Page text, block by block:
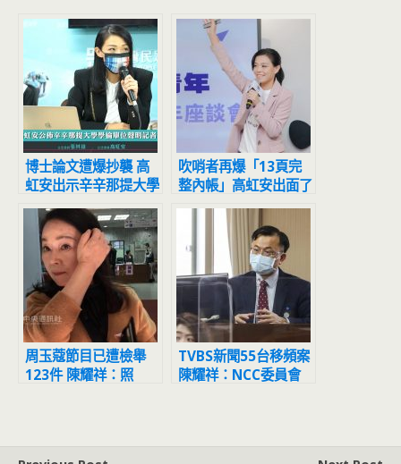
博士論文遭爆抄襲 高
虹安出示辛辛那提大學
學倫會聲明證明清白
吹哨者再爆「13頁完
整內帳」高虹安出面了
14:00記者會說明
周玉蔻節目已遭檢舉
123件 陳耀祥：照
TVBS新聞55台移頻案
陳耀祥：NCC委員會